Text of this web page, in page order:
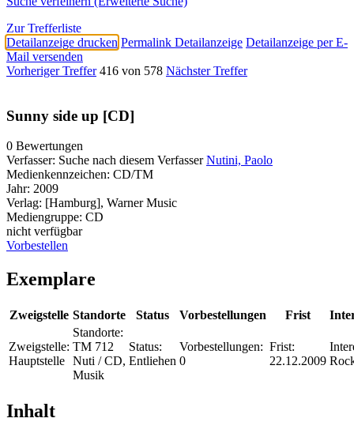
Zur Trefferliste
Detailanzeige drucken Permalink Detailanzeige Detailanzeige per E-
Mail versenden
Vorheriger Treffer 416 von 578 Nächster Treffer
Sunny side up [CD]
0 Bewertungen
Verfasser: Suche nach diesem Verfasser Nutini, Paolo
Medienkennzeichen: CD/TM
Jahr: 2009
Verlag: [Hamburg], Warner Music
Mediengruppe: CD
nicht verfügbar
Vorbestellen
Exemplare
Zweigstelle Standorte Status Vorbestellungen Frist
Zweigstelle:
Hauptstelle
Standorte:
TM 712
Nuti / CD,
Musik
Status:
Entliehen
Vorbestellungen:
0
Frist:
22.12.2009
Inhalt